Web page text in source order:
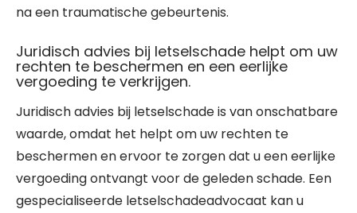
na een traumatische gebeurtenis.
Juridisch advies bij letselschade helpt om uw
rechten te beschermen en een eerlijke
vergoeding te verkrijgen.
Juridisch advies bij letselschade is van onschatbare
waarde, omdat het helpt om uw rechten te
beschermen en ervoor te zorgen dat u een eerlijke
vergoeding ontvangt voor de geleden schade. Een
gespecialiseerde letselschadeadvocaat kan u